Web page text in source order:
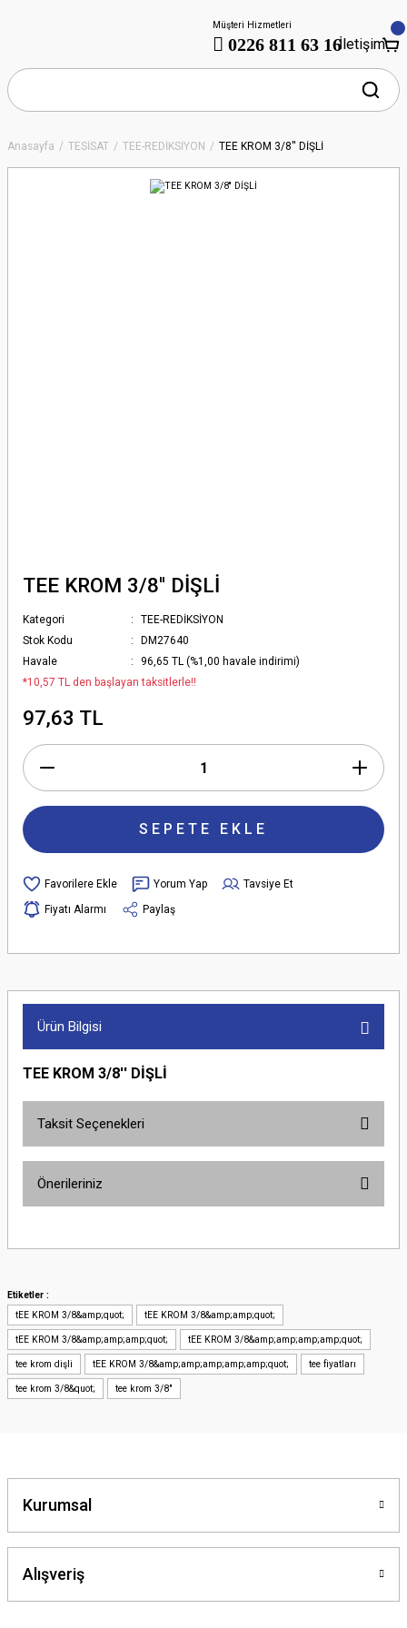
Müşteri Hizmetleri
0226 811 63 16İletişim
Anasayfa TESİSAT TEE-REDİKSİYON TEE KROM 3/8'' DİŞLİ
TEE KROM 3/8'' DİŞLİ
Kategori
TEE-REDİKSİYON
Stok Kodu
DM27640
Havale
96,65 TL (%1,00 havale indirimi)
*10,57 TL den başlayan taksitlerle!!
97,63 TL
SEPETE EKLE
Yorum Yap
Tavsiye Et
Fiyatı Alarmı
Paylaş
Ürün Bilgisi
TEE KROM 3/8'' DİŞLİ
Taksit Seçenekleri
Önerileriniz
yetersiz gördüğünüz noktaları öneri formunu kullanarak tarafımıza
Ürün resmi kalitesiz, bozuk veya görüntülenemiyor.
Ürün açıklamasında eksik bilgiler bulunuyor.
Ürün bilgilerinde hatalar bulunuyor.
Ürün fiyatı diğer sitelerden daha pahalı.
Gönder
Etiketler :
tEE KROM 3/8&amp;quot;
tEE KROM 3/8&amp;amp;quot;
tEE KROM 3/8&amp;amp;amp;quot; tEE KROM 3/8&amp;amp;amp;amp;quot;
tee krom dişli tEE KROM 3/8&amp;amp;amp;amp;amp;quot; tee fiyatları
tee krom 3/8&quot; tee krom 3/8"
Kurumsal
Alışveriş